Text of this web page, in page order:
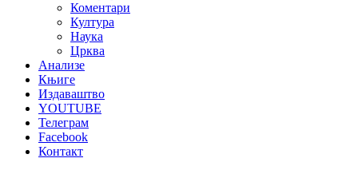
Коментари
Култура
Наука
Црква
Анализе
Књиге
Издаваштво
YOUTUBE
Телеграм
Facebook
Контакт